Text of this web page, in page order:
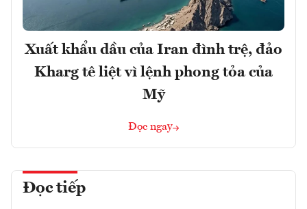
Xuất khẩu dầu của Iran đình trệ, đảo
Kharg tê liệt vì lệnh phong tỏa của
Mỹ
Đọc ngay
Đọc tiếp